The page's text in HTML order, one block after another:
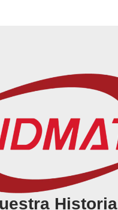
Historia